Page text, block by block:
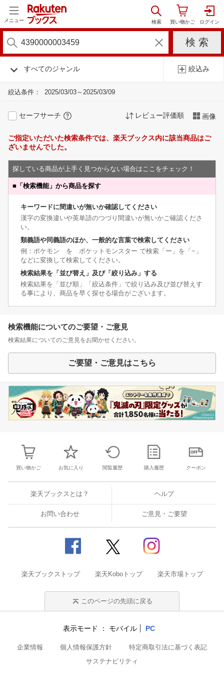
メニュー
すべてのジャンル 絞込み
絞込条件： 2025/03/03～2025/03/09
セーフサーチ レビュー評価順 画像
ご指定いただいた検索条件では、楽天ブックス内に該当商品はご
ざいませんでした。
探している商品が上手く見つからない場合はここをチェック！
■ 「検索機能」から商品を探す
キーワードに間違いが無いか確認してください
漢字の変換違いや英単語のつづり間違いが無いかご確認くださ
い。
類義語や同義語のほか、一般的な言葉で検索してください
例：ポケモン を ポケットモンスター で検索「ー」を「−」
などに変換して検索してください。
検索結果を「並び替え」及び「絞り込み」する
検索結果を「並び順」「絞込条件」で絞り込み及び並び替えす
る事により、商品を早く探せる場合がございます。
検索機能についてのご要望・ご意見
検索結果についてのご意見をお聞かせください。
ご要望・ご意見はこちら
買い物かご お気に入り 閲覧履歴 購入履歴 クーポン
楽天ブックスとは？ ヘルプ
お問い合わせ ご意見・ご要望
楽天ブックストップ 楽天Koboトップ 楽天市場トップ
このページの先頭に戻る
表示モード モバイル PC
企業情報 個人情報保護方針
特定商取引法に基づく表記
サステナビリティ